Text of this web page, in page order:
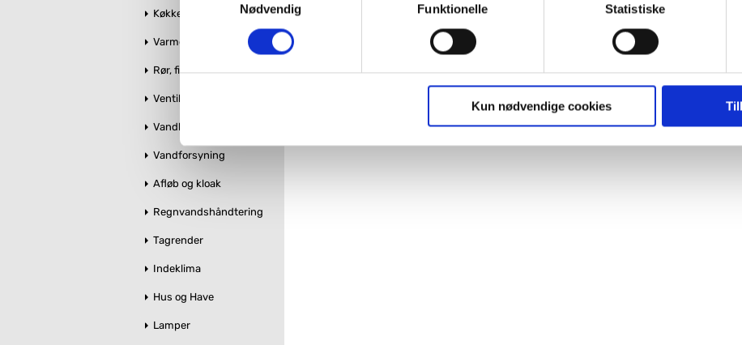
med henblik på annonceindhold, som giver mening for den enkelte af vores kunder.
VVS-Shoppen.dk bruger både egne cookies og tredjeparts cookies. Ved at klikke 'Vis detaljer'
Hvis du accepterer alle cookies, så giver du samtykke til de ovenfor nævnte formål med de
imidlertid også mulighed for at vælge bestemte cookie-typer til og fra nedenfor. Til enhver tid er
ændre i dit samtykke, hvis du måtte ønske det.
Du kan se mere om, hvordan vi behandler dine personoplysninger, ved at klikke
Nødvendig
Funktionelle Statistiske
Kun nødvendige cookies
Køkken
Varme og styring
Rør, fittings og tilbehør
Ventiler og stophaner
Vandbehandling
Vandforsyning
Afløb og kloak
Regnvandshåndtering
Tagrender
Indeklima
Hus og Have
Lamper